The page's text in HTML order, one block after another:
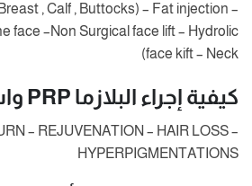
, Calf , Buttocks) – Fat injection –
face –Non Surgical face lift – Hydrolic
face kift – Neck)
كيفية إجراء البلازما PRP واستخداماتها
– REJUVENATION – HAIR LOSS –
HYPERPIGMENTATIONS